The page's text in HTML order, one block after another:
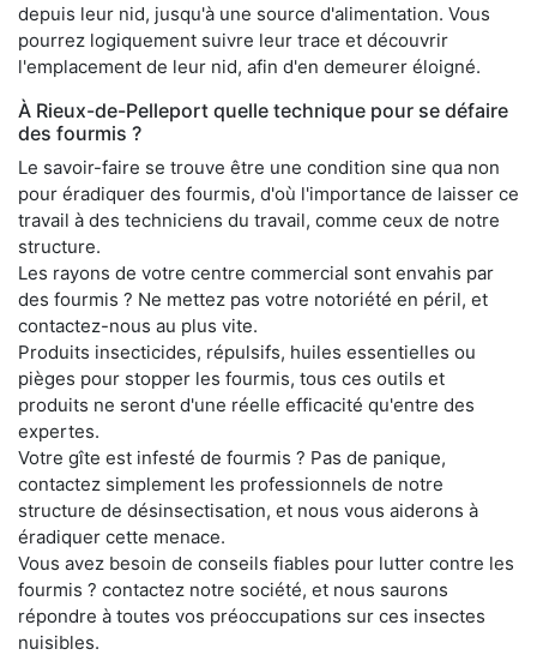
depuis leur nid, jusqu'à une source d'alimentation. Vous
pourrez logiquement suivre leur trace et découvrir
l'emplacement de leur nid, afin d'en demeurer éloigné.
À Rieux-de-Pelleport quelle technique pour se défaire
des fourmis ?
Le savoir-faire se trouve être une condition sine qua non
pour éradiquer des fourmis, d'où l'importance de laisser ce
travail à des techniciens du travail, comme ceux de notre
structure.
Les rayons de votre centre commercial sont envahis par
des fourmis ? Ne mettez pas votre notoriété en péril, et
contactez-nous au plus vite.
Produits insecticides, répulsifs, huiles essentielles ou
pièges pour stopper les fourmis, tous ces outils et
produits ne seront d'une réelle efficacité qu'entre des
expertes.
Votre gîte est infesté de fourmis ? Pas de panique,
contactez simplement les professionnels de notre
structure de désinsectisation, et nous vous aiderons à
éradiquer cette menace.
Vous avez besoin de conseils fiables pour lutter contre les
fourmis ? contactez notre société, et nous saurons
répondre à toutes vos préoccupations sur ces insectes
nuisibles.